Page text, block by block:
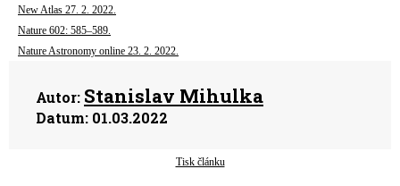
New Atlas 27. 2. 2022.
Nature 602: 585–589.
Nature Astronomy online 23. 2. 2022.
Autor: Stanislav Mihulka
Datum: 01.03.2022
Tisk článku